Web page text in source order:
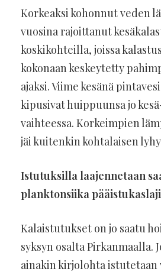
Korkeaksi kohonnut veden
vuosina rajoittanut
koskikohteilla, joissa
kokonaan keskeytetty
ajaksi. Viime kesänä
kipusivat huippuunsa jo
vaihteessa. Korkeimpien
jäi kuitenkin kohtalaisen
Istutuksilla laajennetaan
planktonsiika pääistukaslaji
Kalaistutukset on jo saatu
syksyn osalta Pirkanmaalla.
ainakin kirjolohta